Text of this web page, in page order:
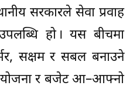
सरकारले सेवा प्रवाह
हो । यस बीचमा
सक्षम र सबल बनाउने
योजना र बजेट आ–आफ्नो